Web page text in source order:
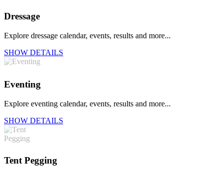
Dressage
Explore dressage calendar, events, results and more...
SHOW DETAILS
Eventing
Explore eventing calendar, events, results and more...
SHOW DETAILS
Tent Pegging